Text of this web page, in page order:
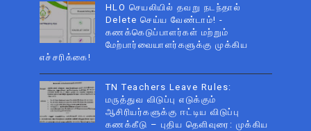
HLO செயலியில் தவறு நடந்தால்
Delete செய்ய வேண்டாம்! -
கணக்கெடுப்பாளர்கள் மற்றும்
மேற்பார்வையாளர்களுக்கு முக்கிய
எச்சரிக்கை!
TN Teachers Leave Rules:
மருத்துவ விடுப்பு எடுக்கும்
ஆசிரியர்களுக்கு ஈட்டிய விடுப்பு
கணக்கீடு – புதிய தெளிவுரை: முக்கிய